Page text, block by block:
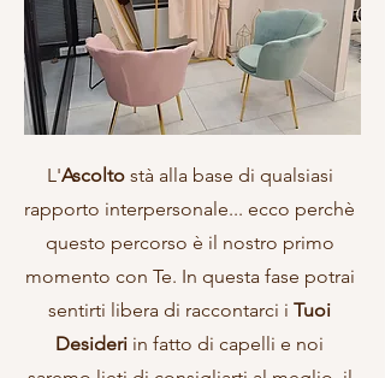
L'Ascoltostà alla base di qualsiasi
rapporto interpersonale... ecco perchè
questo percorso è il nostro primo
momento con Te. In questa fase potrai
sentirti libera di raccontarci i Tuoi
Desideri in fatto di capelli e noi